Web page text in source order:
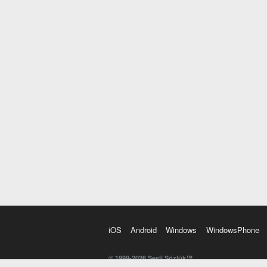
iOS Android Windows WindowsPhone
© 1999-2026 Sesli Sözlük™